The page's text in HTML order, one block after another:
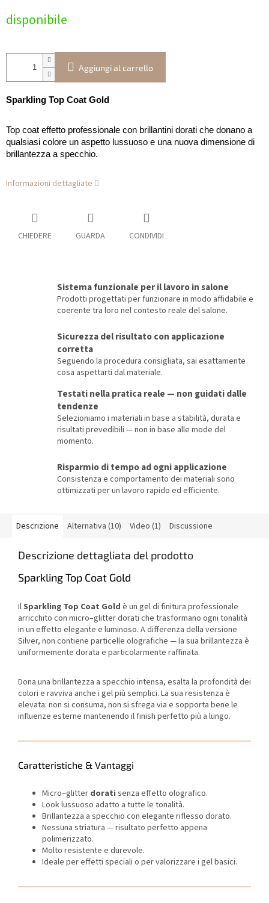
della
disponibile
Aggiungi al carrello
Sparkling Top Coat Gold
Top coat effetto professionale con brillantini dorati che donano a
qualsiasi colore un aspetto lussuoso e una nuova dimensione di
brillantezza a specchio.
Informazioni dettagliate
CHIEDERE GUARDA CONDIVIDI
Sistema funzionale per il lavoro in salone
Prodotti progettati per funzionare in modo affidabile e
coerente tra loro nel contesto reale del salone.
Sicurezza del risultato con applicazione
corretta
Seguendo la procedura consigliata, sai esattamente
cosa aspettarti dal materiale.
Testati nella pratica reale — non guidati dalle
tendenze
Selezioniamo i materiali in base a stabilità, durata e
risultati prevedibili — non in base alle mode del
momento.
Risparmio di tempo ad ogni applicazione
Consistenza e comportamento dei materiali sono
ottimizzati per un lavoro rapido ed efficiente.
Descrizione Alternativa (10) Video (1) Discussione
Descrizione dettagliata del prodotto
Sparkling Top Coat Gold
IlSparkling Top Coat Gold è un gel di finitura professionale
arricchito con micro–glitter dorati che trasformano ogni tonalità
in un effetto elegante e luminoso. A differenza della versione
Silver, non contiene particelle olografiche — la sua brillantezza è
uniformemente dorata e particolarmente raffinata.
Dona una brillantezza a specchio intensa, esalta la profondità dei
colori e ravviva anche i gel più semplici. La sua resistenza è
elevata: non si consuma, non si sfrega via e sopporta bene le
influenze esterne mantenendo il finish perfetto più a lungo.
Caratteristiche & Vantaggi
Micro–glitter dorati senza effetto olografico.
Look lussuoso adatto a tutte le tonalità.
Brillantezza a specchio con elegante riflesso dorato.
Nessuna striatura — risultato perfetto appena
polimerizzato.
Molto resistente e durevole.
Ideale per effetti speciali o per valorizzare i gel basici.